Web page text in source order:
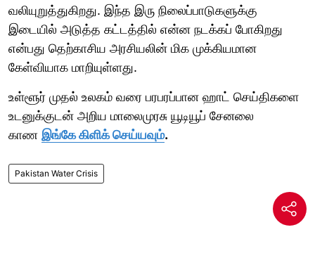
வலியுறுத்துகிறது. இந்த இரு நிலைப்பாடுகளுக்கு
இடையில் அடுத்த கட்டத்தில் என்ன நடக்கப் போகிறது
என்பது தெற்காசிய அரசியலின் மிக முக்கியமான
கேள்வியாக மாறியுள்ளது.
உள்ளூர் முதல் உலகம் வரை பரபரப்பான ஹாட் செய்திகளை
உடனுக்குடன் அறிய மாலைமுரசு யூடியூப் சேனலை
காண இங்கே கிளிக் செய்யவும்.
Pakistan Water Crisis